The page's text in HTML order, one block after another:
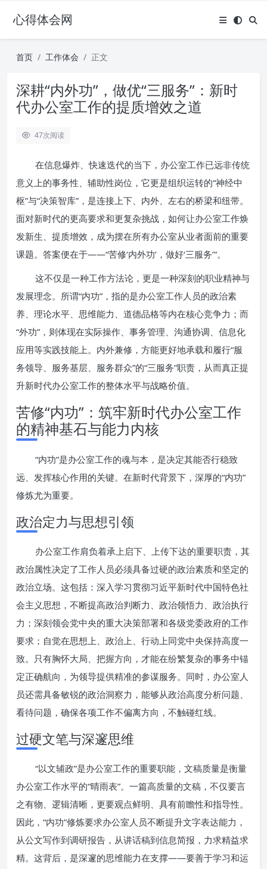
心得体会网
首页 工作体会 正文
深耕“内外功”，做优“三服务”：新时
代办公室工作的提质增效之道
47次阅读
在信息爆炸、快速迭代的当下，办公室工作已远非传统
意义上的事务性、辅助性岗位，它更是组织运转的“神经中
枢”与“决策智库”，是连接上下、内外、左右的桥梁和纽带。
面对新时代的更高要求和更复杂挑战，如何让办公室工作焕
发新生、提质增效，成为摆在所有办公室从业者面前的重要
课题。答案便在于——“苦修‘内外功’，做好‘三服务’”。
这不仅是一种工作方法论，更是一种深刻的职业精神与
发展理念。所谓“内功”，指的是办公室工作人员的政治素
养、理论水平、思维能力、道德品格等内在核心竞争力；而
“外功”，则体现在实际操作、事务管理、沟通协调、信息化
应用等实践技能上。内外兼修，方能更好地承载和履行“服
务领导、服务基层、服务群众”的“三服务”职责，从而真正提
升新时代办公室工作的整体水平与战略价值。
苦修“内功”：筑牢新时代办公室工作
的精神基石与能力内核
“内功”是办公室工作的魂与本，是决定其能否行稳致
远、发挥核心作用的关键。在新时代背景下，深厚的“内功”
修炼尤为重要。
政治定力与思想引领
办公室工作肩负着承上启下、上传下达的重要职责，其
政治属性决定了工作人员必须具备过硬的政治素质和坚定的
政治立场。这包括：深入学习贯彻习近平新时代中国特色社
会主义思想，不断提高政治判断力、政治领悟力、政治执行
力；深刻领会党中央的重大决策部署和各级党委政府的工作
要求；自觉在思想上、政治上、行动上同党中央保持高度一
致。只有胸怀大局、把握方向，才能在纷繁复杂的事务中锚
定正确航向，为领导提供精准的参谋服务。同时，办公室人
员还需具备敏锐的政治洞察力，能够从政治高度分析问题、
看待问题，确保各项工作不偏离方向，不触碰红线。
过硬文笔与深邃思维
“以文辅政”是办公室工作的重要职能，文稿质量是衡量
办公室工作水平的“晴雨表”。一篇高质量的文稿，不仅要言
之有物、逻辑清晰，更要观点鲜明、具有前瞻性和指导性。
因此，“内功”修炼要求办公室人员不断提升文字表达能力，
从公文写作到调研报告，从讲话稿到信息简报，力求精益求
精。这背后，是深邃的思维能力在支撑——要善于学习和运